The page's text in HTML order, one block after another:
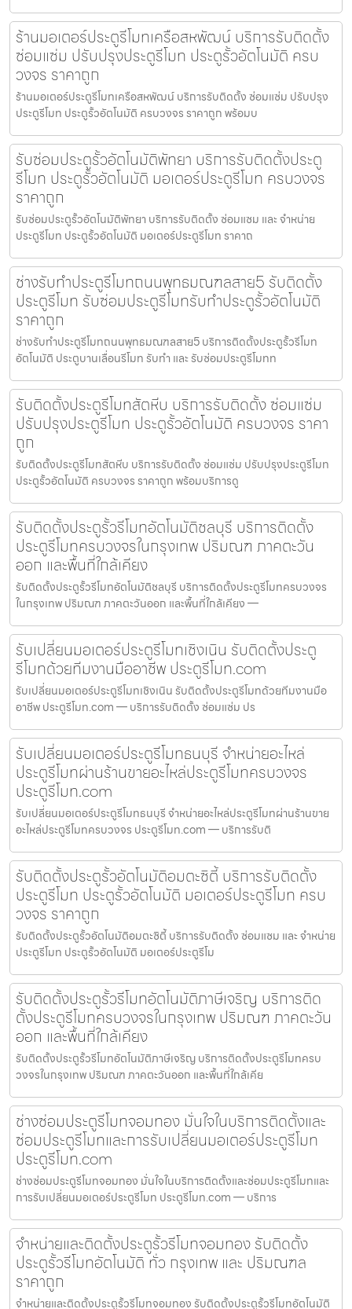
ร้านมอเตอร์ประตูรีโมทเครือสหพัฒน์ บริการรับติดตั้ง
ซ่อมแซ่ม ปรับปรุงประตูรีโมท ประตูรั้วอัตโนมัติ ครบ
วงจร ราคาถูก
ร้านมอเตอร์ประตูรีโมทเครือสหพัฒน์ บริการรับติดตั้ง ซ่อมแซ่ม ปรับปรุง
ประตูรีโมท ประตูรั้วอัตโนมัติ ครบวงจร ราคาถูก พร้อมบ
รับซ่อมประตูรั้วอัตโนมัติพัทยา บริการรับติดตั้งประตู
รีโมท ประตูรั้วอัตโนมัติ มอเตอร์ประตูรีโมท ครบวงจร
ราคาถูก
รับซ่อมประตูรั้วอัตโนมัติพัทยา บริการรับติดตั้ง ซ่อมแซม และ จำหน่าย
ประตูรีโมท ประตูรั้วอัตโนมัติ มอเตอร์ประตูรีโมท ราคาถ
ช่างรับทำประตูรีโมทถนนพุทธมณฑลสาย5 รับติดตั้ง
ประตูรีโมท รับซ่อมประตูรีโมทรับทำประตูรั้วอัตโนมัติ
ราคาถูก
ช่างรับทำประตูรีโมทถนนพุทธมณฑลสาย5 บริการติดตั้งประตูรั้วรีโมท
อัตโนมัติ ประตูบานเลื่อนรีโมท รับทำ และ รับซ่อมประตูรีโมทท
รับติดตั้งประตูรีโมทสัตหีบ บริการรับติดตั้ง ซ่อมแซ่ม
ปรับปรุงประตูรีโมท ประตูรั้วอัตโนมัติ ครบวงจร ราคา
ถูก
รับติดตั้งประตูรีโมทสัตหีบ บริการรับติดตั้ง ซ่อมแซ่ม ปรับปรุงประตูรีโมท
ประตูรั้วอัตโนมัติ ครบวงจร ราคาถูก พร้อมบริการดู
รับติดตั้งประตูรั้วรีโมทอัตโนมัติชลบุรี บริการติดตั้ง
ประตูรีโมทครบวงจรในกรุงเทพ ปริมณฑ ภาคตะวัน
ออก และพื้นที่ใกล้เคียง
รับติดตั้งประตูรั้วรีโมทอัตโนมัติชลบุรี บริการติดตั้งประตูรีโมทครบวงจร
ในกรุงเทพ ปริมณฑ ภาคตะวันออก และพื้นที่ใกล้เคียง —
รับเปลี่ยนมอเตอร์ประตูรีโมทเชิงเนิน รับติดตั้งประตู
รีโมทด้วยทีมงานมืออาชีพ ประตูรีโมท.com
รับเปลี่ยนมอเตอร์ประตูรีโมทเชิงเนิน รับติดตั้งประตูรีโมทด้วยทีมงานมือ
อาชีพ ประตูรีโมท.com — บริการรับติดตั้ง ซ่อมแซ่ม ปร
รับเปลี่ยนมอเตอร์ประตูรีโมทธนบุรี จำหน่ายอะไหล่
ประตูรีโมทผ่านร้านขายอะไหล่ประตูรีโมทครบวงจร
ประตูรีโมท.com
รับเปลี่ยนมอเตอร์ประตูรีโมทธนบุรี จำหน่ายอะไหล่ประตูรีโมทผ่านร้านขาย
อะไหล่ประตูรีโมทครบวงจร ประตูรีโมท.com — บริการรับติ
รับติดตั้งประตูรั้วอัตโนมัติอมตะซิตี้ บริการรับติดตั้ง
ประตูรีโมท ประตูรั้วอัตโนมัติ มอเตอร์ประตูรีโมท ครบ
วงจร ราคาถูก
รับติดตั้งประตูรั้วอัตโนมัติอมตะซิตี้ บริการรับติดตั้ง ซ่อมแซม และ จำหน่าย
ประตูรีโมท ประตูรั้วอัตโนมัติ มอเตอร์ประตูรีโม
รับติดตั้งประตูรั้วรีโมทอัตโนมัติภาษีเจริญ บริการติด
ตั้งประตูรีโมทครบวงจรในกรุงเทพ ปริมณฑ ภาคตะวัน
ออก และพื้นที่ใกล้เคียง
รับติดตั้งประตูรั้วรีโมทอัตโนมัติภาษีเจริญ บริการติดตั้งประตูรีโมทครบ
วงจรในกรุงเทพ ปริมณฑ ภาคตะวันออก และพื้นที่ใกล้เคีย
ช่างซ่อมประตูรีโมทจอมทอง มั่นใจในบริการติดตั้งและ
ซ่อมประตูรีโมทและการรับเปลี่ยนมอเตอร์ประตูรีโมท
ประตูรีโมท.com
ช่างซ่อมประตูรีโมทจอมทอง มั่นใจในบริการติดตั้งและซ่อมประตูรีโมทและ
การรับเปลี่ยนมอเตอร์ประตูรีโมท ประตูรีโมท.com — บริการ
จำหน่ายและติดตั้งประตูรั้วรีโมทจอมทอง รับติดตั้ง
ประตูรั้วรีโมทอัตโนมัติ ทั่ว กรุงเทพ และ ปริมณฑล
ราคาถูก
จำหน่ายและติดตั้งประตูรั้วรีโมทจอมทอง รับติดตั้งประตูรั้วรีโมทอัตโนมัติ